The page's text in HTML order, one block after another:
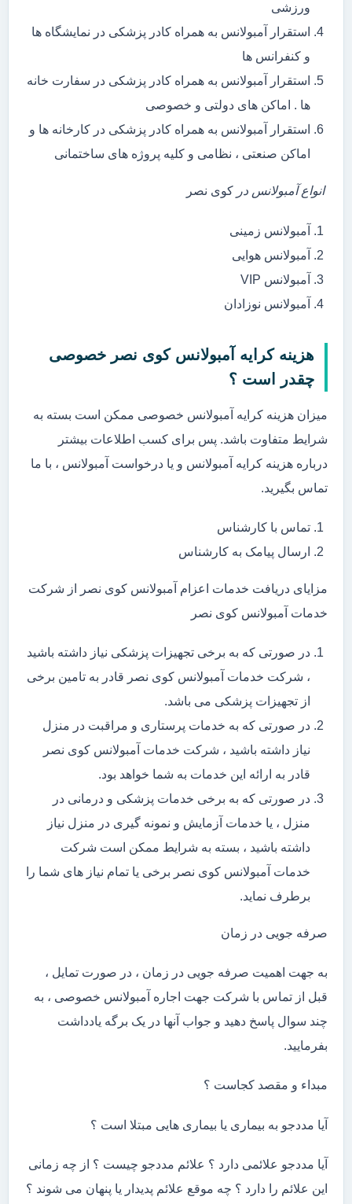
ورزشی
استقرار آمبولانس به همراه کادر پزشکی در نمایشگاه ها
و کنفرانس ها
استقرار آمبولانس به همراه کادر پزشکی در سفارت خانه
ها . اماکن های دولتی و خصوصی
استقرار آمبولانس به همراه کادر پزشکی در کارخانه ها و
اماکن صنعتی ، نظامی و کلیه پروژه های ساختمانی
انواع آمبولانس در کوی نصر
آمبولانس زمینی
آمبولانس هوایی
آمبولانس VIP
آمبولانس نوزادان
هزینه کرایه آمبولانس کوی نصر خصوصی
چقدر است ؟
میزان هزینه کرایه آمبولانس خصوصی ممکن است بسته به
شرایط متفاوت باشد. پس برای کسب اطلاعات بیشتر
درباره هزینه کرایه آمبولانس و یا درخواست آمبولانس ، با ما
تماس بگیرید.
تماس با کارشناس
ارسال پیامک به کارشناس
مزایای دریافت خدمات اعزام آمبولانس کوی نصر از شرکت
خدمات آمبولانس کوی نصر
در صورتی که به برخی تجهیزات پزشکی نیاز داشته باشید
، شرکت خدمات آمبولانس کوی نصر قادر به تامین برخی
از تجهیزات پزشکی می باشد.
در صورتی که به خدمات پرستاری و مراقبت در منزل
نیاز داشته باشید ، شرکت خدمات آمبولانس کوی نصر
قادر به ارائه این خدمات به شما خواهد بود.
در صورتی که به برخی خدمات پزشکی و درمانی در
منزل ، یا خدمات آزمایش و نمونه گیری در منزل نیاز
داشته باشید ، بسته به شرایط ممکن است شرکت
خدمات آمبولانس کوی نصر برخی یا تمام نیاز های شما را
برطرف نماید.
صرفه جویی در زمان
به جهت اهمیت صرفه جویی در زمان ، در صورت تمایل ،
قبل از تماس با شرکت جهت اجاره آمبولانس خصوصی ، به
چند سوال پاسخ دهید و جواب آنها در یک برگه یادداشت
بفرمایید.
مبداء و مقصد کجاست ؟
آیا مددجو به بیماری یا بیماری هایی مبتلا است ؟
آیا مددجو علائمی دارد ؟ علائم مددجو چیست ؟ از چه زمانی
این علائم را دارد ؟ چه موقع علائم پدیدار یا پنهان می شوند ؟